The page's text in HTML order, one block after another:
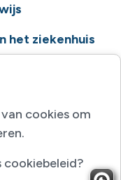
het ziekenhuis
cookies om
cookiebeleid?